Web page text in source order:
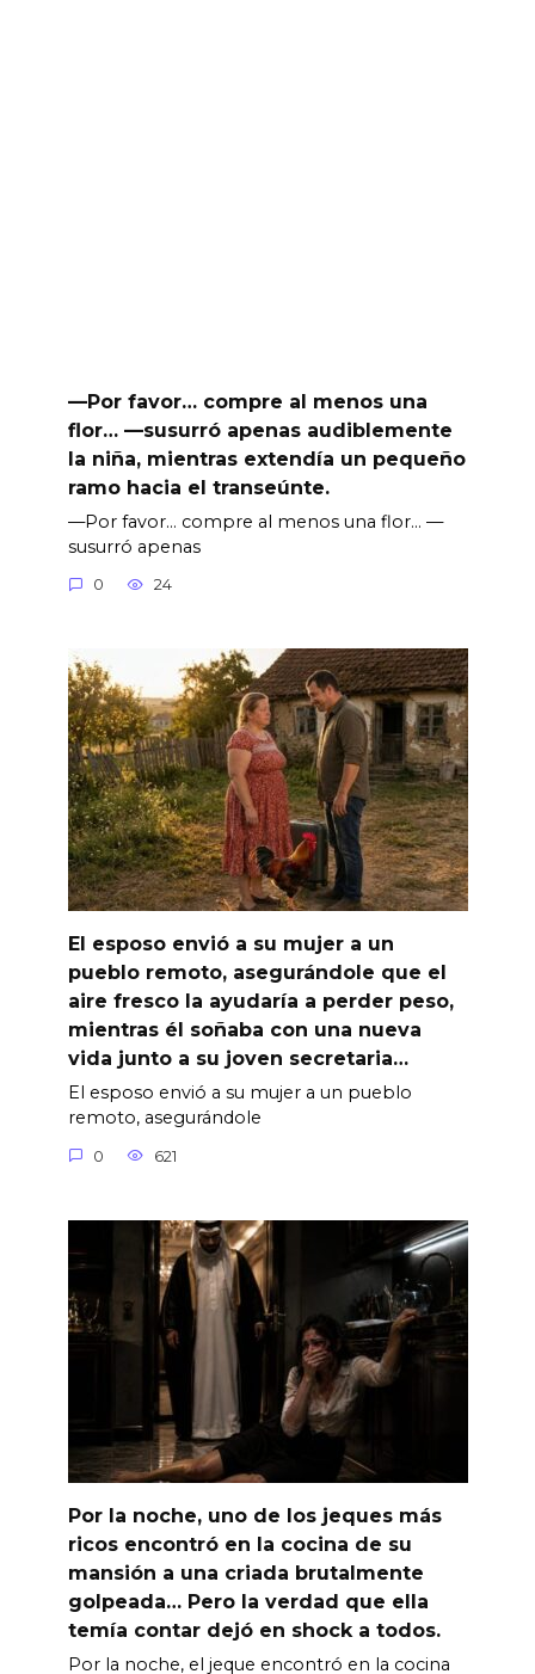
—Por favor… compre al menos una
flor… —susurró apenas audiblemente
la niña, mientras extendía un pequeño
ramo hacia el transeúnte.
—Por favor… compre al menos una flor… —
susurró apenas
0 24
El esposo envió a su mujer a un
pueblo remoto, asegurándole que el
aire fresco la ayudaría a perder peso,
mientras él soñaba con una nueva
vida junto a su joven secretaria…
El esposo envió a su mujer a un pueblo
remoto, asegurándole
0 621
Por la noche, uno de los jeques más
ricos encontró en la cocina de su
mansión a una criada brutalmente
golpeada… Pero la verdad que ella
temía contar dejó en shock a todos.
Por la noche, el jeque encontró en la cocina